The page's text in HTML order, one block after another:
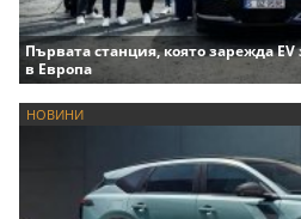
Първата станция, която зарежда
в Европа
НОВИНИ